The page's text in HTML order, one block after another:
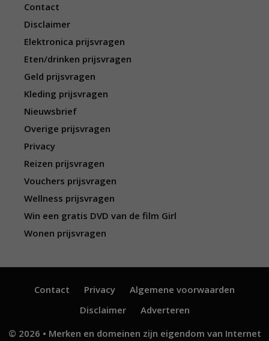
Contact
Disclaimer
Elektronica prijsvragen
Eten/drinken prijsvragen
Geld prijsvragen
Kleding prijsvragen
Nieuwsbrief
Overige prijsvragen
Privacy
Reizen prijsvragen
Vouchers prijsvragen
Wellness prijsvragen
Win een gratis DVD van de film Girl
Wonen prijsvragen
Contact Privacy
Algemene voorwaarden
Disclaimer
Adverteren
© 2026 • Merken en domeinen zijn eigendom van Internet